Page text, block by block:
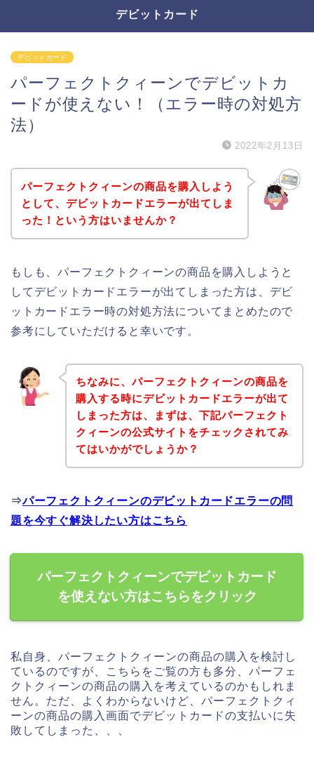
デビットカード
デビットカード
パーフェクトクィーンでデビットカ
ードが使えない！（エラー時の対処方
法）
2022年2月13日
パーフェクトクィーンの商品を購入しよう
として、デビットカードエラーが出てしま
った！という方はいませんか？
もしも、パーフェクトクィーンの商品を購入しようと
してデビットカードエラーが出てしまった方は、デビ
ットカードエラー時の対処方法についてまとめたので
参考にしていただけると幸いです。
ちなみに、パーフェクトクィーンの商品を
購入する時にデビットカードエラーが出て
しまった方は、まずは、下記パーフェクト
クィーンの公式サイトをチェックされてみ
てはいかがでしょうか？
⇒パーフェクトクィーンのデビットカードエラーの問
題を今すぐ解決したい方はこちら
パーフェクトクィーンでデビットカード
を使えない方はこちらをクリック
私自身、パーフェクトクィーンの商品の購入を検討し
ているのですが、こちらをご覧の方も多分、パーフェ
クトクィーンの商品の購入を考えているのかもしれま
せん。ただ、よくわからないけど、パーフェクトクィ
ーンの商品の購入画面でデビットカードの支払いに失
敗してしまった、、、